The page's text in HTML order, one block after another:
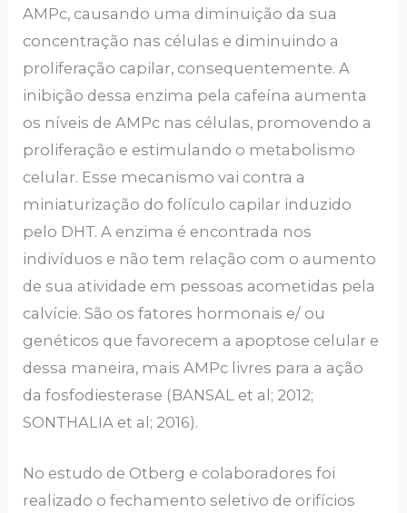
AMPc, causando uma diminuição da sua
concentração nas células e diminuindo a
proliferação capilar, consequentemente. A
inibição dessa enzima pela cafeína aumenta
os níveis de AMPc nas células, promovendo a
proliferação e estimulando o metabolismo
celular. Esse mecanismo vai contra a
miniaturização do folículo capilar induzido
pelo DHT. A enzima é encontrada nos
indivíduos e não tem relação com o aumento
de sua atividade em pessoas acometidas pela
calvície. São os fatores hormonais e/ ou
genéticos que favorecem a apoptose celular e
dessa maneira, mais AMPc livres para a ação
da fosfodiesterase (BANSAL et al; 2012;
SONTHALIA et al; 2016).
No estudo de Otberg e colaboradores foi
realizado o fechamento seletivo de orifícios